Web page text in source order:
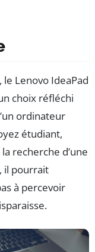
Lenovo IdeaPad
choix réfléchi
ordinateur
étudiant,
recherche d’une
il pourrait
à percevoir